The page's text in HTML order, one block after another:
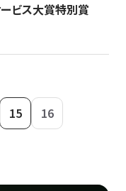
ビス大賞特別賞
15 16